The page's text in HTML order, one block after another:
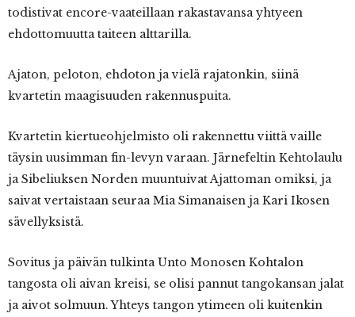
todistivat encore-vaateillaan rakastavansa yhtyeen
ehdottomuutta taiteen alttarilla.
Ajaton, peloton, ehdoton ja vielä rajatonkin, siinä
kvartetin maagisuuden rakennuspuita.
Kvartetin kiertueohjelmisto oli rakennettu viittä vaille
täysin uusimman fin-levyn varaan. Järnefeltin Kehtolaulu
ja Sibeliuksen Norden muuntuivat Ajattoman omiksi, ja
saivat vertaistaan seuraa Mia Simanaisen ja Kari Ikosen
sävellyksistä.
Sovitus ja päivän tulkinta Unto Monosen Kohtalon
tangosta oli aivan kreisi, se olisi pannut tangokansan jalat
ja aivot solmuun. Yhteys tangon ytimeen oli kuitenkin